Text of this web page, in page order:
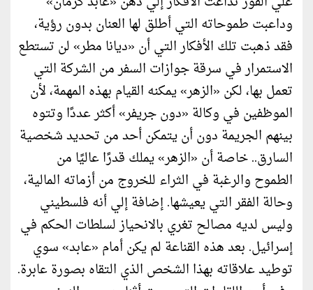
وداعبت طموحاته التي أطلق لها العنان بدون رؤية،
فقد ذهبت تلك الأفكار التي أن «ديانا مطر» لن تستطع
الاستمرار في سرقة جوازات السفر من الشركة التي
تعمل بها، لكن «الزهر» يمكنه القيام بهذه المهمة، لأن
الموظفين في وكالة «دون جريفر» أكثر عددًا وتتوه
بينهم الجريمة دون أن يتمكن أحد من تحديد شخصية
السارق.. خاصة أن «الزهر» يملك قدرًا عاليًا من
الطموح والرغبة في الثراء للخروج من أزماته المالية،
وحالة الفقر التي يعيشها. إضافة إلي أنه فلسطيني
وليس لديه مصالح تغري بالانحياز لسلطات الحكم في
إسرائيل. بعد هذه القناعة لم يكن أمام «عابد» سوي
توطيد علاقاته بهذا الشخص الذي التقاه بصورة عابرة.